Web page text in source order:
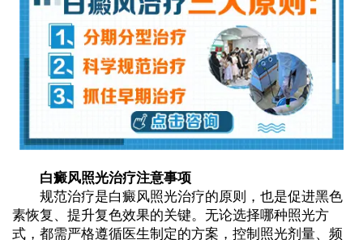
白癜风照光治疗注意事项
规范治疗是白癜风照光治疗的原则，也是促进黑色
素恢复、提升复色效果的关键。无论选择哪种照光方
式，都需严格遵循医生制定的方案，控制照光剂量、频